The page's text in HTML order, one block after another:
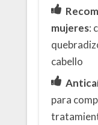
mujeres:
cabello
para